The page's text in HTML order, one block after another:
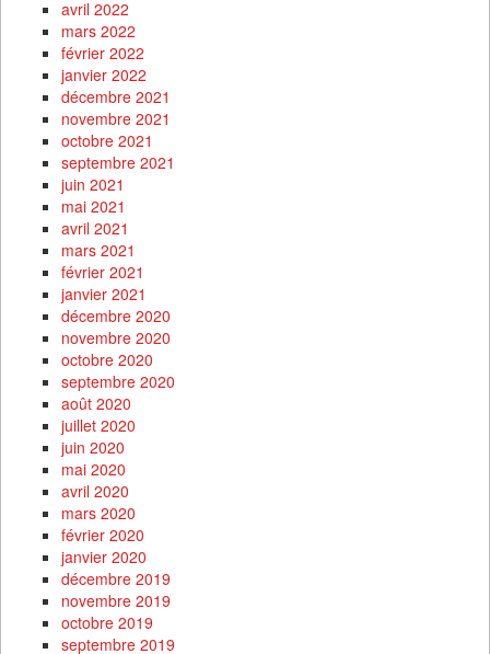
avril 2022
mars 2022
février 2022
janvier 2022
décembre 2021
novembre 2021
octobre 2021
septembre 2021
juin 2021
mai 2021
avril 2021
mars 2021
février 2021
janvier 2021
décembre 2020
novembre 2020
octobre 2020
septembre 2020
août 2020
juillet 2020
juin 2020
mai 2020
avril 2020
mars 2020
février 2020
janvier 2020
décembre 2019
novembre 2019
octobre 2019
septembre 2019